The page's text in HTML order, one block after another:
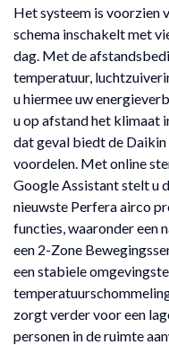
Het systeem is voorzien
schema inschakelt met
dag. Met de
temperatuur,
u hiermee uw
u op afstand het klimaat
dat geval biedt de
voordelen. Met online
Google Assistant stelt u
nieuwste Perfera airco
functies, waaronder een
een 2-Zone
een stabiele
zorgt verder voor een
personen in de ruimte